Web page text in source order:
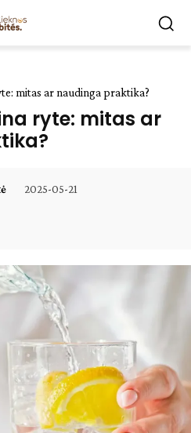
mitas ar naudinga praktika?
ryte: mitas ar
2025-05-21